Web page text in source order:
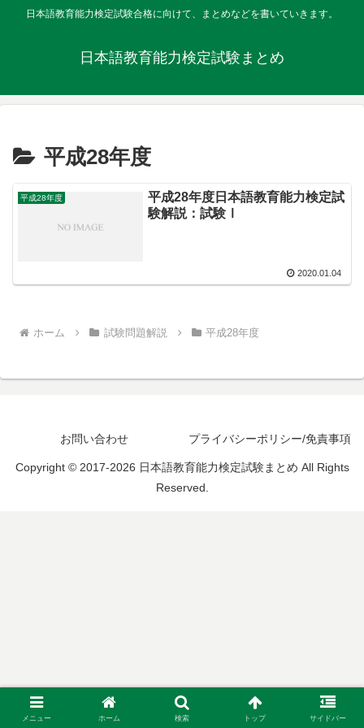
日本語教育能力検定試験合格に向けて、まとめなどを書いていきます。
日本語教育能力検定試験まとめ
平成28年度
平成28年度
平成28年度日本語教育能力検定試
験解説：試験Ⅰ
2020.01.04
ホーム 試験問題解説 平成28年度
お問い合わせ プライバシーポリシー/免責事項
Copyright © 2017-2026 日本語教育能力検定試験まとめ All Rights
Reserved.
メニュー ホーム 検索 トップ サイドバー